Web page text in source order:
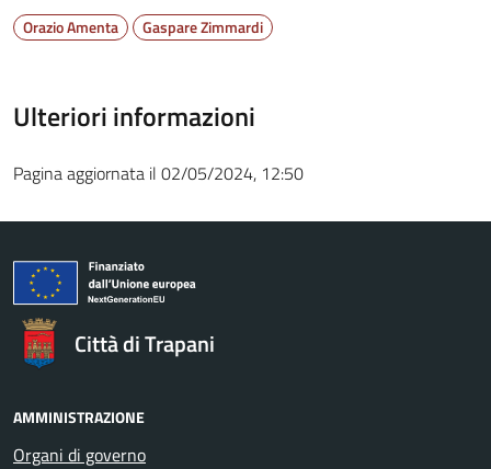
Orazio Amenta
Gaspare Zimmardi
Ulteriori informazioni
Pagina aggiornata il 02/05/2024, 12:50
Città di Trapani
AMMINISTRAZIONE
Organi di governo